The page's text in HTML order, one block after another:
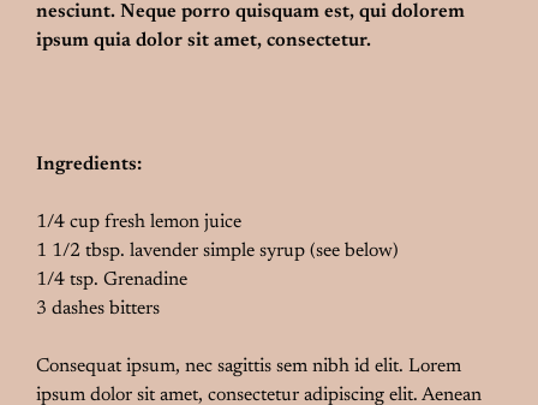
nesciunt. Neque porro quisquam est, qui dolorem
ipsum quia dolor sit amet, consectetur.
Ingredients:
1/4 cup fresh lemon juice
1 1/2 tbsp. lavender simple syrup (see below)
1/4 tsp. Grenadine
3 dashes bitters
Consequat ipsum, nec sagittis sem nibh id elit. Lorem
ipsum dolor sit amet, consectetur adipiscing elit. Aenean